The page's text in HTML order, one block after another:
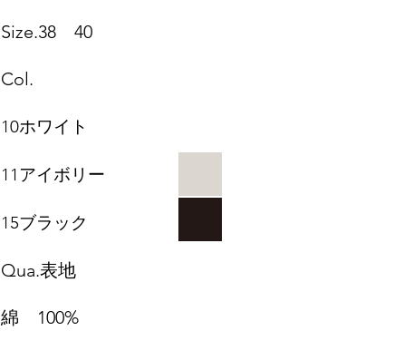
Size.38 40
Col.
10ホワイト
11アイボリー
​15ブラック​
Qua.表地
綿 100%